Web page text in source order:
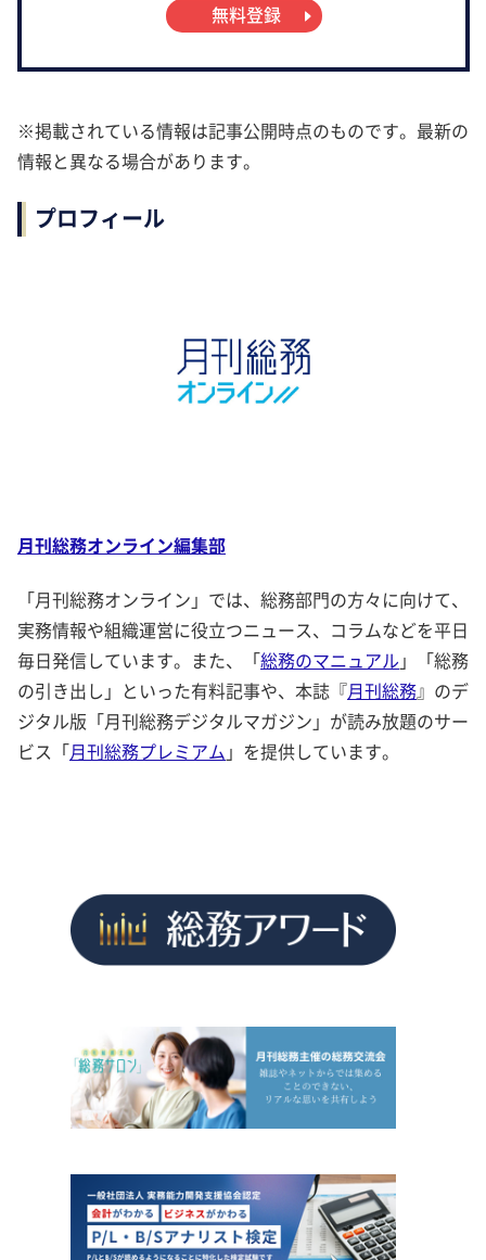
無料登録
※掲載されている情報は記事公開時点のものです。最新の
情報と異なる場合があります。
プロフィール
月刊総務オンライン編集部
「月刊総務オンライン」では、総務部門の方々に向けて、
実務情報や組織運営に役立つニュース、コラムなどを平日
毎日発信しています。また、「総務のマニュアル 」「総務
の引き出し」といった有料記事や、本誌『月刊総務』のデ
ジタル版「月刊総務デジタルマガジン」が読み放題のサー
ビス「月刊総務プレミアム 」を提供しています。